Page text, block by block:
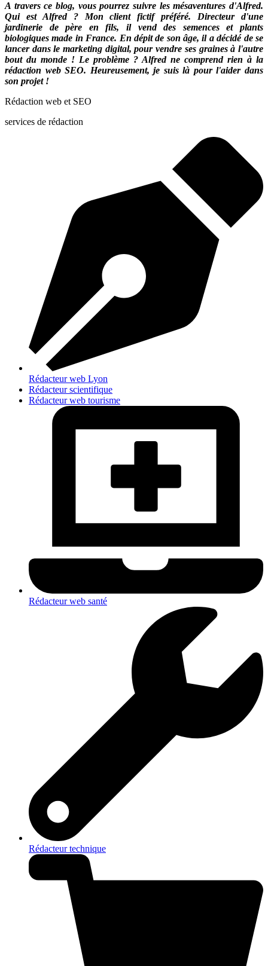
A travers ce blog, vous pourrez suivre les mésaventures d'Alfred.
Qui est Alfred ? Mon client fictif préféré. Directeur d'une
jardinerie de père en fils, il vend des semences et plants
biologiques made in France. En dépit de son âge, il a décidé de se
lancer dans le marketing digital, pour vendre ses graines à l'autre
bout du monde ! Le problème ? Alfred ne comprend rien à la
rédaction web SEO. Heureusement, je suis là pour l'aider dans
son projet !
Rédaction web et SEO
services de rédaction
Rédacteur web Lyon
Rédacteur scientifique
Rédacteur web tourisme
Rédacteur web santé
Rédacteur technique